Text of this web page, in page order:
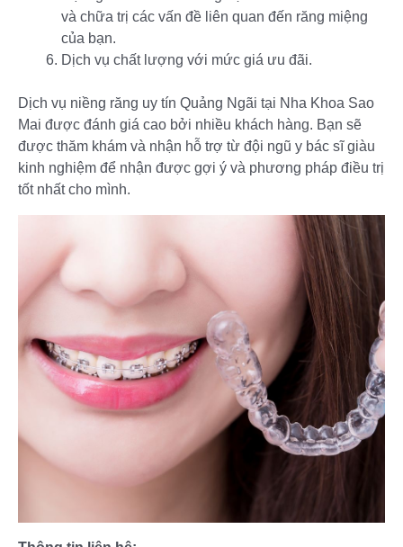
và chữa trị các vấn đề liên quan đến răng miệng
của bạn.
Dịch vụ chất lượng với mức giá ưu đãi.
Dịch vụ niềng răng uy tín Quảng Ngãi tại Nha Khoa Sao
Mai được đánh giá cao bởi nhiều khách hàng. Bạn sẽ
được thăm khám và nhận hỗ trợ từ đội ngũ y bác sĩ giàu
kinh nghiệm để nhận được gợi ý và phương pháp điều trị
tốt nhất cho mình.